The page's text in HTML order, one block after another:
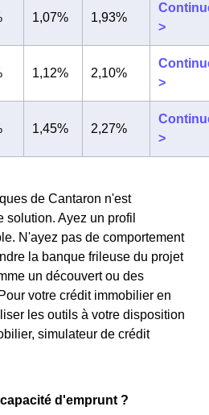
1,07% 1,93%
>
1,12% 2,10%
>
1,45% 2,27%
>
de Cantaron n'est
Ayez un profil
N'ayez pas de comportement
la banque frileuse du projet
un découvert ou des
votre crédit immobilier en
les outils à votre disposition
simulateur de crédit
d'emprunt ?